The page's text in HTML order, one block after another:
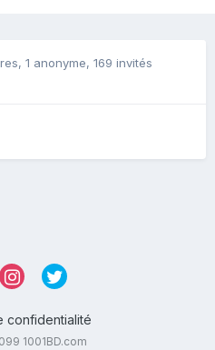
, 1 anonyme, 169 invités
confidentialité
1001BD.com